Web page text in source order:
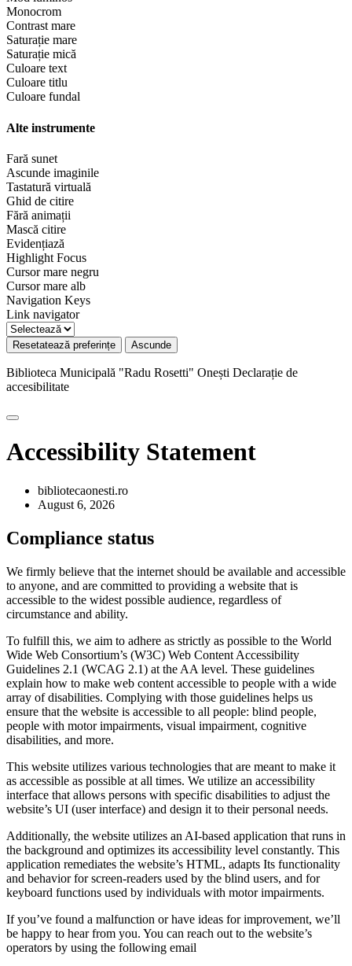
Monocrom
Contrast mare
Saturație mare
Saturație mică
Culoare text
Culoare titlu
Culoare fundal
Alte instrumente
Fară sunet
Ascunde imaginile
Tastatură virtuală
Ghid de citire
Fără animații
Mască citire
Evidențiază
Highlight Focus
Cursor mare negru
Cursor mare alb
Navigation Keys
Link navigator
Resetatează preferințe Ascunde
Biblioteca Municipală "Radu Rosetti" Onești Declarație de
accesibilitate
Accessibility Statement
bibliotecaonesti.ro
August 6, 2026
Compliance status
We firmly believe that the internet should be available and accessible
to anyone, and are committed to providing a website that is
accessible to the widest possible audience, regardless of
circumstance and ability.
To fulfill this, we aim to adhere as strictly as possible to the World
Wide Web Consortium’s (W3C) Web Content Accessibility
Guidelines 2.1 (WCAG 2.1) at the AA level. These guidelines
explain how to make web content accessible to people with a wide
array of disabilities. Complying with those guidelines helps us
ensure that the website is accessible to all people: blind people,
people with motor impairments, visual impairment, cognitive
disabilities, and more.
This website utilizes various technologies that are meant to make it
as accessible as possible at all times. We utilize an accessibility
interface that allows persons with specific disabilities to adjust the
website’s UI (user interface) and design it to their personal needs.
Additionally, the website utilizes an AI-based application that runs in
the background and optimizes its accessibility level constantly. This
application remediates the website’s HTML, adapts Its functionality
and behavior for screen-readers used by the blind users, and for
keyboard functions used by individuals with motor impairments.
If you’ve found a malfunction or have ideas for improvement, we’ll
be happy to hear from you. You can reach out to the website’s
operators by using the following email